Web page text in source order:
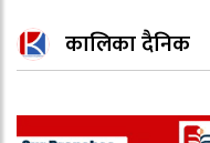
कालिका दैनिक